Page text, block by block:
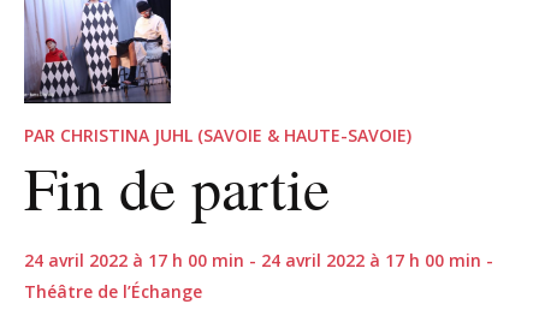
PAR CHRISTINA JUHL (SAVOIE & HAUTE-SAVOIE)
Fin de partie
24 avril 2022 à 17 h 00 min - 24 avril 2022 à 17 h 00 min -
Théâtre de l’Échange